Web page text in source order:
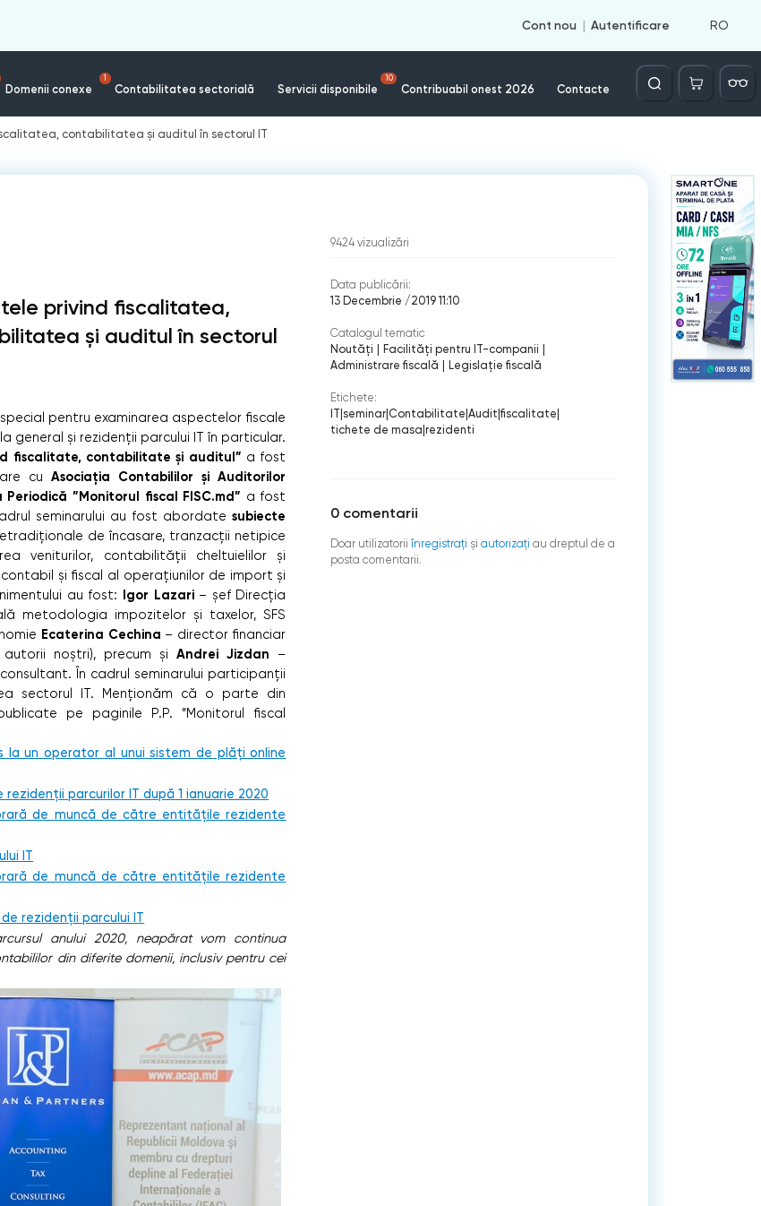
Cont nou Autentificare RO
Domenii conexe
1
Contabilitatea sectorială Servicii disponibile
10
Contribuabil onest 2026 Contacte
Căutare
contabilitatea și auditul în sectorul IT
privind fiscalitatea,
și auditul în sectorul
special pentru examinarea aspectelor fiscale
general și rezidenții parcului IT în particular.
fiscalitate, contabilitate și auditul” a fost
cuAsociația Contabililor și Auditorilor
Periodică ”Monitorul fiscal FISC.md” a fost
seminarului au fost abordatesubiecte
de încasare, tranzacții netipice
veniturilor, contabilității cheltuielilor și
și fiscal al operațiunilor de import și
au fost: Igor Lazari– șef Direcția
metodologia impozitelor și taxelor, SFS
Ecaterina Cechina – director financiar
autorii noștri), precum șiAndrei Jizdan –
În cadrul seminarului participanții
sectorul IT. Menționăm că o parte din
pe paginile P.P. ”Monitorul fiscal
un operator al unui sistem de plăți online
parcurilor IT după 1 ianuarie 2020
de muncă de către entităţile rezidente
IT
de muncă de către entităţile rezidente
rezidenții parcului IT
anului 2020, neapărat vom continua
din diferite domenii, inclusiv pentru cei
9424 vizualizări
Data publicării:
13 Decembrie /2019 11:10
Catalogul tematic
Noutăți
Facilități pentru IT-companii
Administrare fiscală
Legislație fiscală
Etichete:
IT seminar| Contabilitate Audit |fiscalitate
tichete de masa rezidenti
0 comentarii
Doar utilizatorii înregistraţi şi autorizați au dreptul de a
posta comentarii.